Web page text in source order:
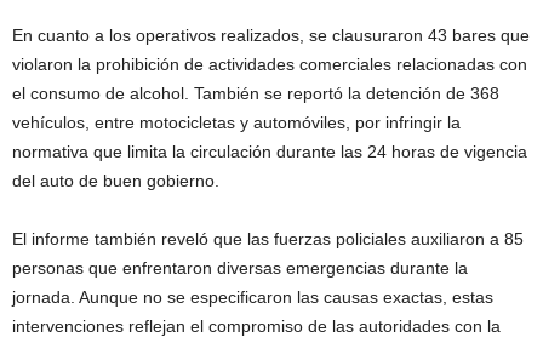
En cuanto a los operativos realizados, se clausuraron 43 bares que
violaron la prohibición de actividades comerciales relacionadas con
el consumo de alcohol. También se reportó la detención de 368
vehículos, entre motocicletas y automóviles, por infringir la
normativa que limita la circulación durante las 24 horas de vigencia
del auto de buen gobierno.
El informe también reveló que las fuerzas policiales auxiliaron a 85
personas que enfrentaron diversas emergencias durante la
jornada. Aunque no se especificaron las causas exactas, estas
intervenciones reflejan el compromiso de las autoridades con la